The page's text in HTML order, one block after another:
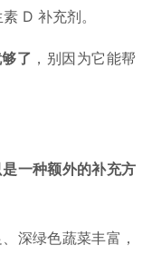
D 补充剂。
了 ，别因为它能帮
一种额外的补充方
深绿色蔬菜丰富，